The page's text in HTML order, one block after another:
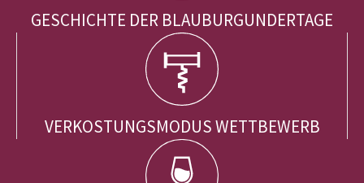
GESCHICHTE DER BLAUBURGUNDERTAGE
VERKOSTUNGSMODUS WETTBEWERB